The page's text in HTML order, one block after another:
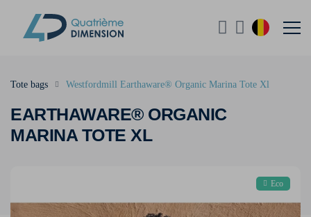
EARTHAWARE® ORGANIC
MARINA TOTE XL
Tote bags Westfordmill Earthaware® Organic Marina Tote Xl
Eco